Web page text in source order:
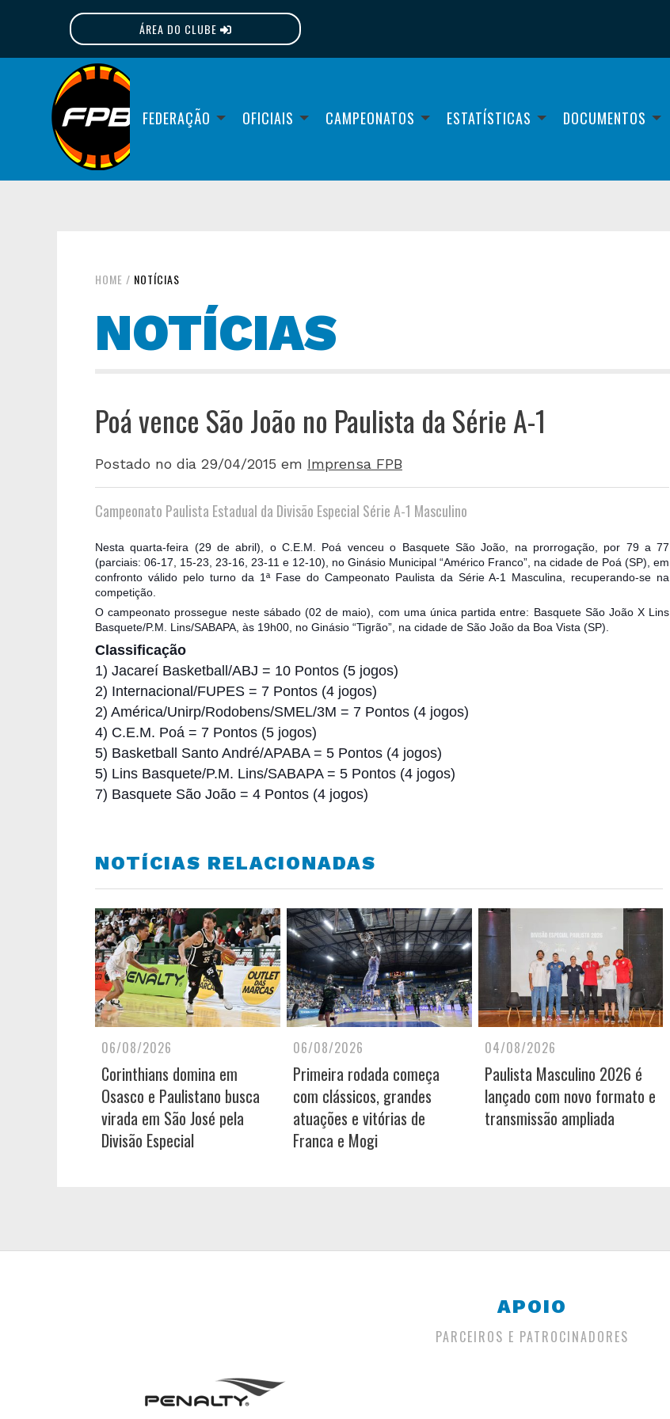
ÁREA DO CLUBE
FEDERAÇÃO OFICIAIS CAMPEONATOS ESTATÍSTICAS DOCUMENTOS
HOME / NOTÍCIAS
NOTÍCIAS
Poá vence São João no Paulista da Série A-1
Postado no dia 29/04/2015 em Imprensa FPB
Campeonato Paulista Estadual da Divisão Especial Série A-1 Masculino
Nesta quarta-feira (29 de abril), o C.E.M. Poá venceu o Basquete São João, na prorrogação, por 79 a 77
(parciais: 06-17, 15-23, 23-16, 23-11 e 12-10), no Ginásio Municipal “Américo Franco”, na cidade de Poá (SP), em
confronto válido pelo turno da 1ª Fase do Campeonato Paulista da Série A-1 Masculina, recuperando-se na
competição.
O campeonato prossegue neste sábado (02 de maio), com uma única partida entre: Basquete SãoJoão X Lins
Basquete/P.M. Lins/SABAPA, às 19h00, no Ginásio “Tigrão”, na cidade de São João da Boa Vista (SP).
Classificação
1) Jacareí Basketball/ABJ = 10 Pontos (5 jogos)
2) Internacional/FUPES = 7 Pontos (4 jogos)
2) América/Unirp/Rodobens/SMEL/3M = 7 Pontos (4 jogos)
4) C.E.M. Poá = 7 Pontos (5 jogos)
5) Basketball Santo André/APABA = 5 Pontos (4 jogos)
5) Lins Basquete/P.M. Lins/SABAPA = 5 Pontos (4 jogos)
7) Basquete São João = 4 Pontos (4 jogos)
NOTÍCIAS RELACIONADAS
06/08/2026
Corinthians domina em
Osasco e Paulistano busca
virada em São José pela
Divisão Especial
06/08/2026
Primeira rodada começa
com clássicos, grandes
atuações e vitórias de
Franca e Mogi
04/08/2026
Paulista Masculino 2026 é
lançado com novo formato e
transmissão ampliada
APOIO
PARCEIROS E PATROCINADORES